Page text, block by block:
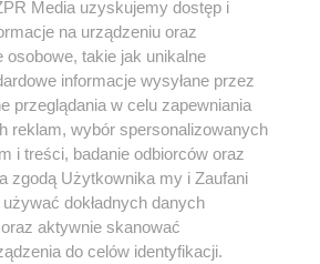
przekroczeniu progu naszego
Jeśli w korytarzu znajdują
, warto zadbać o stylistyczną
drzwi z tego samego materiału
o tej samej kolorystyce. W
Media uzyskujemy dostęp i
na urządzeniu oraz
osobowe, takie jak unikalne
informacje wysyłane przez
przeglądania w celu zapewniania
reklam, wybór spersonalizowanych
i treści, badanie odbiorców oraz
zgodą Użytkownika my i Zaufani
dokładnych danych
aktywnie skanować
do celów identyfikacji.